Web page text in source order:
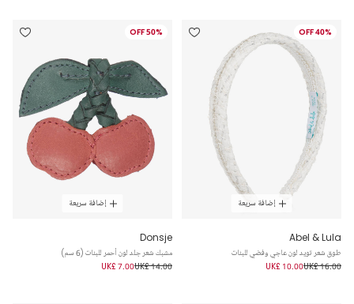
40% OFF
إضافة سريعة
Abel & Lula
طوق شعر تويد لون عاجي وفضي للبنات
UK£ 16.00
UK£ 10.00
50% OFF
إضافة سريعة
Donsje
مشبك شعر جلد لون أحمر للبنات (6 سم)
UK£ 14.00
UK£ 7.00